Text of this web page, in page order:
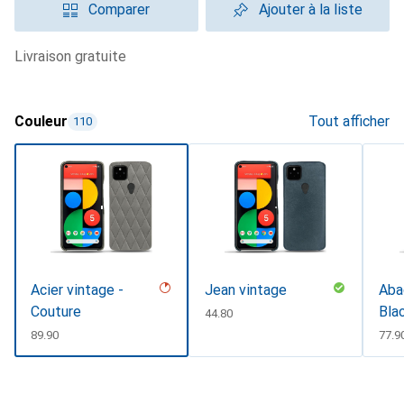
Comparer Ajouter à la liste
livraison gratuite
Couleur 110 Tout afficher
Acier vintage -
Couture
CHF
89.90
Jean vintage
CHF
44.80
CHF